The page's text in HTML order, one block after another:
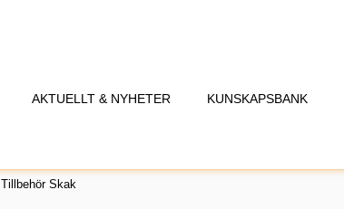
AKTUELLT & NYHETER KUNSKAPSBANK
Tillbehör Skak